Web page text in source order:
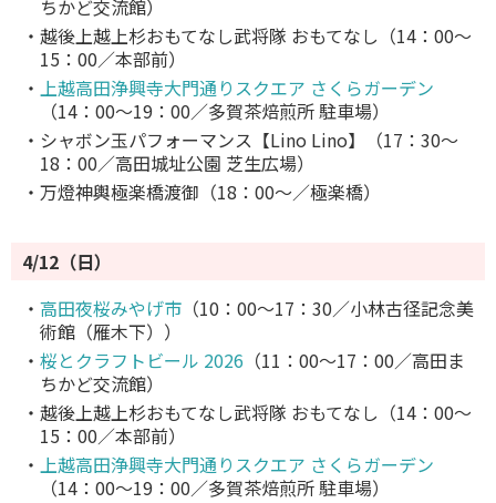
ちかど交流館）
・越後上越上杉おもてなし武将隊 おもてなし（14：00～
15：00／本部前）
・ 上越高田浄興寺大門通りスクエア さくらガーデン
（14：00～19：00／多賀茶焙煎所 駐車場）
・シャボン玉パフォーマンス【Lino Lino】（17：30～
18：00／高田城址公園 芝生広場）
・万燈神輿極楽橋渡御（18：00～／極楽橋）
4/12（日）
・ 高田夜桜みやげ市 （10：00～17：30／小林古径記念美
術館（雁木下））
・ 桜とクラフトビール 2026 （11：00～17：00／高田ま
ちかど交流館）
・越後上越上杉おもてなし武将隊 おもてなし（14：00～
15：00／本部前）
・ 上越高田浄興寺大門通りスクエア さくらガーデン
（14：00～19：00／多賀茶焙煎所 駐車場）